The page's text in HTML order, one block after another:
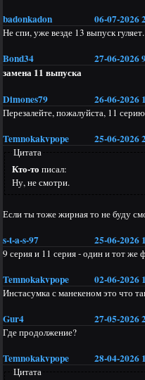
badonkadon 06-07-2026
Не спи, уже везде 13 выпуск гуляет.
Bond34
27-06-2026
замена 11 выпуска
Dimones79
26-06-2026
Перезалейте, пожалуйста, 11
Temnokakvpope 25-06-2026
Цитата
Кто-то писал:
Ну, не смотри.
Если ты тоже жирная то не буду
s-t-a-s-97 25-06-2026
9 серия и 11 серия - один и тот же
Temnokakvpope 02-06-2026
Инстасумка с манекеном это что
Gur4 27-05-2026
Где продолжение?
Temnokakvpope 28-04-2026
Цитата